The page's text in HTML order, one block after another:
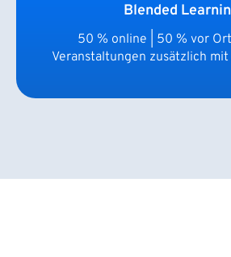
Blended
50 % online | 50 % vor
Veranstaltungen zusätzlich